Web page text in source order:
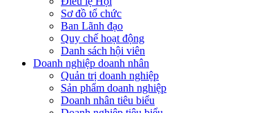
Sơ đồ tổ chức
Ban Lãnh đạo
Quy chế hoạt động
Danh sách hội viên
Doanh nghiệp doanh nhân
Quản trị doanh nghiệp
Sản phẩm doanh nghiệp
Doanh nhân tiêu biểu